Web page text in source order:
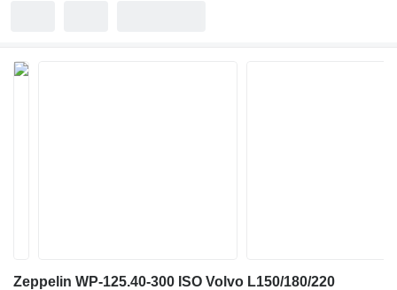
Zeppelin WP-125.40-300 ISO Volvo L150/180/220